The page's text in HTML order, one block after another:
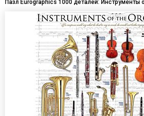
Пазл Eurographics 1000 деталей: Инструменты